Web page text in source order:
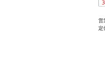
営
定